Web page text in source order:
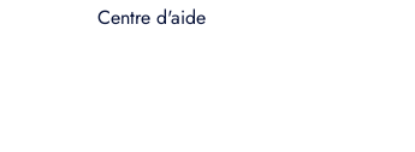
Centre d'aide